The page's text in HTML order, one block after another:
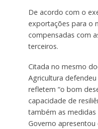
De acordo com o
exportações para o
compensadas com
terceiros.
Citada no mesmo
Agricultura
refletem “o bom
capacidade de
também as
Governo apresentou